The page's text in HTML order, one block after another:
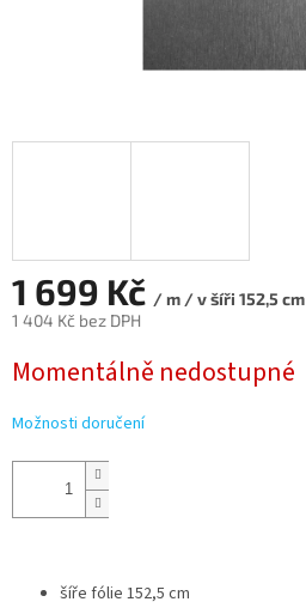
1 699 Kč / m / v šíři 152,5 cm
1 404 Kč bez DPH
cena:
Momentálně nedostupné
Možnosti doručení
šíře fólie 152,5 cm